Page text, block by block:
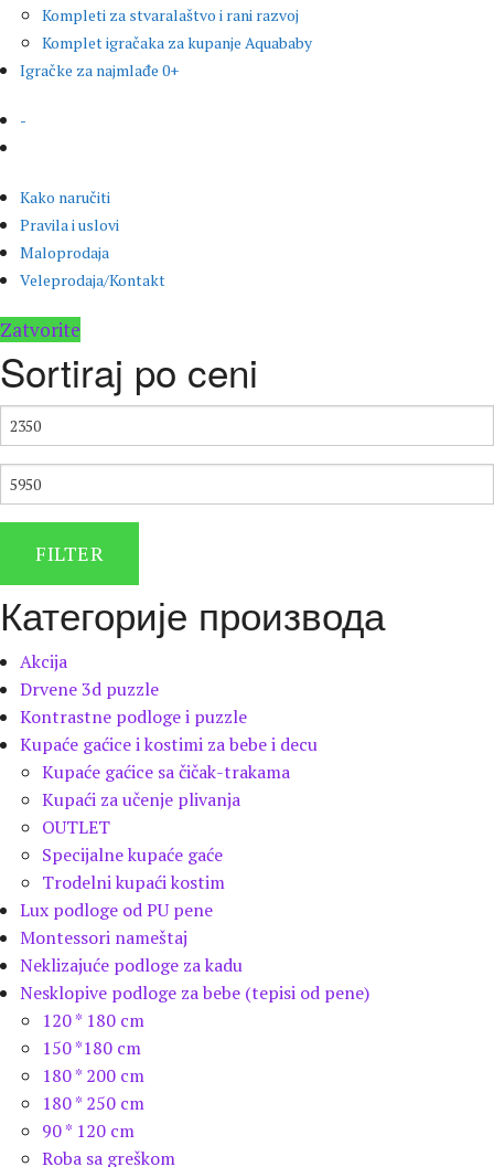
Kompleti za stvaralaštvo i rani razvoj
Komplet igračaka za kupanje Aquababy
Igračke za najmlađe 0+
-
Kako naručiti
Pravila i uslovi
Maloprodaja
Veleprodaja/Kontakt
Zatvorite
Sortiraj po ceni
МИНИМАЛНА
ЦЕНА
МАКСИМАЛНА
ЦЕНА
FILTER
Категорије производа
Akcija
Drvene 3d puzzle
Kontrastne podloge i puzzle
Kupaće gaćice i kostimi za bebe i decu
Kupaće gaćice sa čičak-trakama
Kupaći za učenje plivanja
OUTLET
Specijalne kupaće gaće
Trodelni kupaći kostim
Lux podloge od PU pene
Montessori nameštaj
Neklizajuće podloge za kadu
Nesklopive podloge za bebe (tepisi od pene)
120 * 180 cm
150 *180 cm
180 * 200 cm
180 * 250 cm
90 * 120 cm
Roba sa greškom